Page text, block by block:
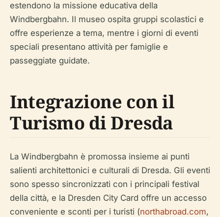
estendono la missione educativa della
Windbergbahn. Il museo ospita gruppi scolastici e
offre esperienze a tema, mentre i giorni di eventi
speciali presentano attività per famiglie e
passeggiate guidate.
Integrazione con il
Turismo di Dresda
La Windbergbahn è promossa insieme ai punti
salienti architettonici e culturali di Dresda. Gli eventi
sono spesso sincronizzati con i principali festival
della città, e la Dresden City Card offre un accesso
conveniente e sconti per i turisti (northabroad.com,